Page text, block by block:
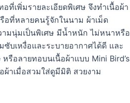
ที่เพิ่มรายละเอียดพิเศษ จึงทำเนื้อผ้า
อที่หลายคนรู้จักในนาม ผ้าเม็ด
มนุ่มเป็นพิเศษ มีน้ำหนัก ไม่หนาหรือ
ซับเหงื่อและระบายอากาศได้ดี และ
หรือลายทอบนเนื้อผ้าแบบ Mini Bird’s
ผ้าเมื่อสวมใส่ดูมีมิติ สวยงาม